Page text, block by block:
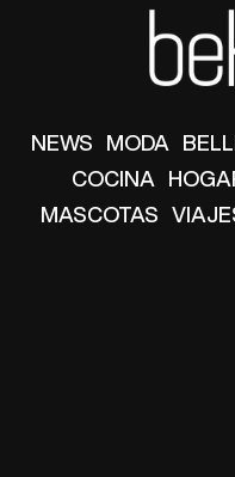
NEWS MODA
COCINA
MASCOTAS